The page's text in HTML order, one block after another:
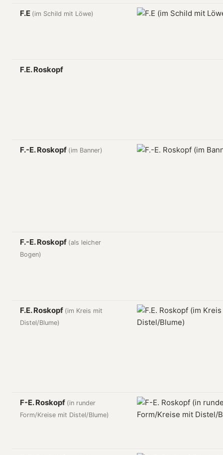
F.E (im Schild mit Löwe)
F.E. Roskopf
F.-E. Roskopf (im Banner)
F.-E. Roskopf (als leicher
Bogen)
F.E. Roskopf (im Kreis mit
Distel/Blume)
F-E. Roskopf (in runder
Form/Kreise mit Distel/Blume)